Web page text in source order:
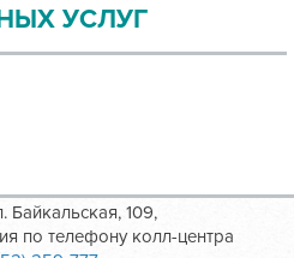
УСЛУГ
Байкальская, 109,
по телефону колл-центра